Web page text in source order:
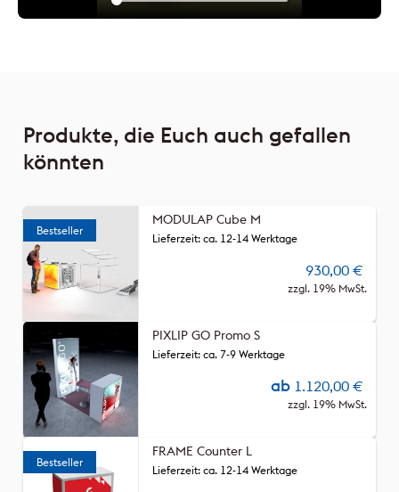
Produkte, die Euch auch gefallen
könnten
MODULAP Cube M
Lieferzeit: ca. 12-14 Werktage
930,00 €
zzgl. 19% MwSt.
PIXLIP GO Promo S
ab 1.120,00 €
zzgl. 19% MwSt.
Lieferzeit: ca. 7-9 Werktage
FRAME Counter L
Lieferzeit: ca. 12-14 Werktage